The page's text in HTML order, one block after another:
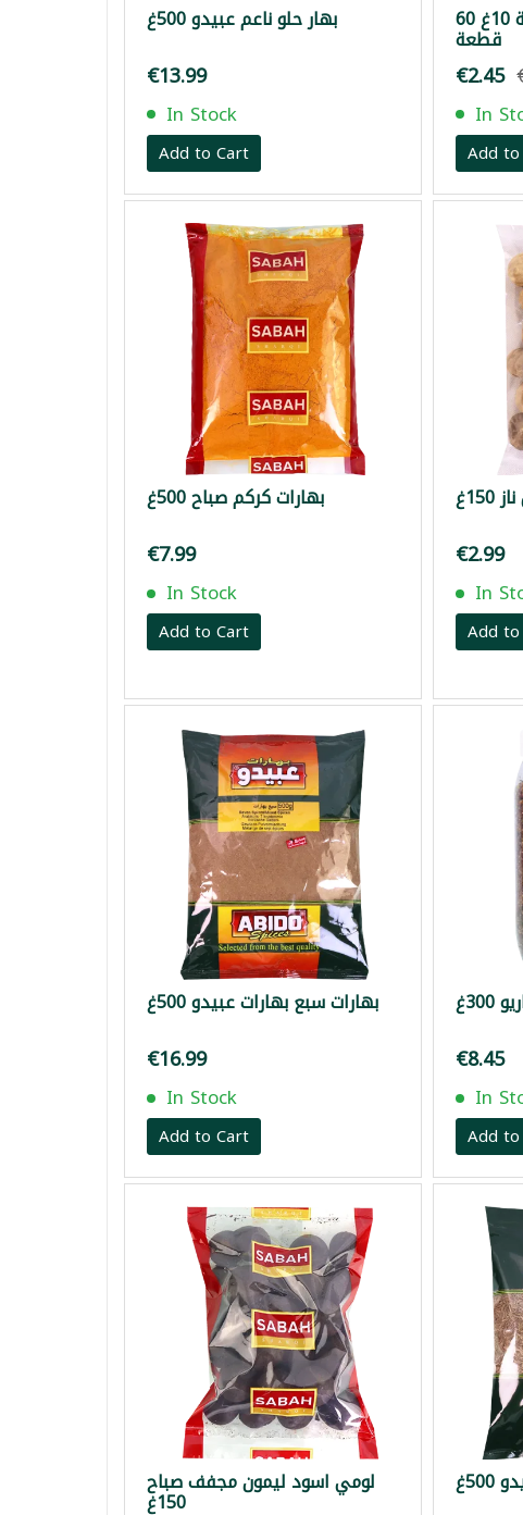
بهار حلو ناعم عبيدو 500غ
€13.99
In Stock
Add to Cart
مكعبات ماجي حلال علبة 10غ 60
قطعة
€2.45
In
Add
بهارات كركم صباح 500غ
€7.99
In Stock
Add to Cart
€2.99
In
Add
بهارات سبع بهارات عبيدو 500غ
€16.99
In Stock
Add to Cart
€8.45
In
Add
لومي اسود ليمون مجفف صباح
150غ